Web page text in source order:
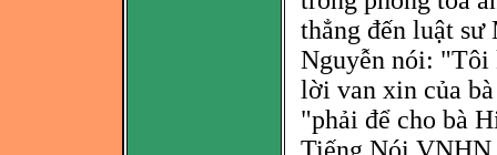
thẳng đến luật sư
Nguyễn nói: "Tôi
lời van xin của
"phải để cho bà